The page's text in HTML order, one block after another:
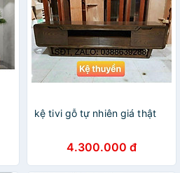
kệ tivi gỗ tự nhiên giá thật
4.300.000 đ